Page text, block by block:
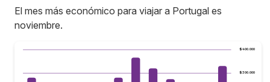
El mes más económico para viajar a Portugal es
noviembre.
$300.000
$400.000